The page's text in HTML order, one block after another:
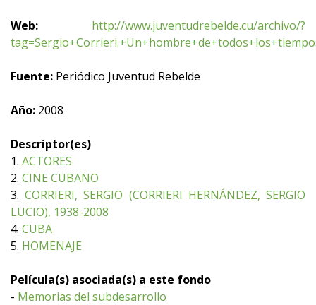
Web:
http://www.juventudrebelde.cu/archivo/?
Fuente: Periódico Juventud Rebelde
Año: 2008
Descriptor(es)
1. ACTORES
2. CINE CUBANO
3.CORRIERI, SERGIO (CORRIERI HERNÁNDEZ, SERGIO
LUCIO), 1938-2008
4. CUBA
5. HOMENAJE
Película(s) asociada(s) a este fondo
- Memorias del subdesarrollo